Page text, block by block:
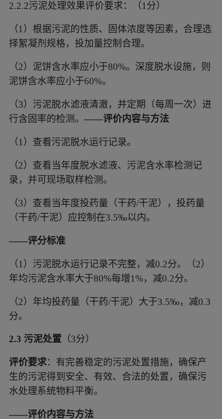
2.2.2污泥处理效果评价要求：（1分）
（1） 根据污泥的性质、固体浓度等因素，合理选
择絮凝剂规格，投加量控制合理。
（2） 泥饼含水率应小于80%。深度脱水设施，则
泥饼含水率应小于60%。
（3） 污泥脱水滤液清澈，并定期（每周一次）进
行含固率的检测。 ——评价内容与方法
（1） 查看污泥脱水运行记录。
（2） 查看当年度脱水滤液、污泥含水率检测记
录，并可现场取样检测。
（3） 查看当年度投药量（干药/干泥），投药量
（干药/干泥）应控制在3.5‰以内。
——评分标准
（1） 污泥脱水运行记录不完整，减0.2分。（2）
年均污泥含水率大于80%每增1%，减0.2分。
（2） 年均投药量（干药/干泥）大于3.5‰，减0.3
分。
2.3 污泥处置（3分）
评价要求：有完善稳定的污泥处置措施，确保产
生的污泥得到安全、有效、合法的处置，确保污
水处理系统物料平衡。
——评价内容与方法